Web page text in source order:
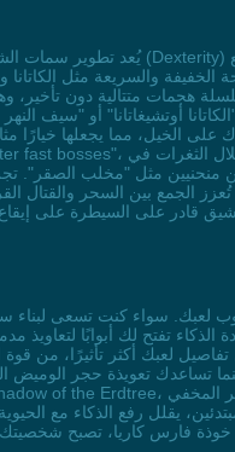
الخفيفة والسريعة مثل
على تنفيذ سلسلة هجمات
أوتشيغاتانا" أو "سيف
الخيل، مما يجعلها خيارًا
بينما تُعزز الجمع بين
مع وصول الذكاء إلى مستويات متقدمة بين 50-
يقلل رفع الذكاء مع
فارس كاريا، تصبح